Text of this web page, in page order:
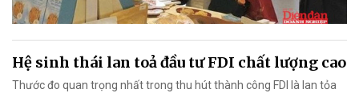
Hệ sinh thái lan toả đầu tư FDI chất lượng cao
Thước đo quan trọng nhất trong thu hút thành công FDI là lan tỏa